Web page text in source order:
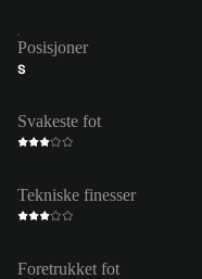
Posisjoner
S
Svakeste fot
Tekniske finesser
Foretrukket fot